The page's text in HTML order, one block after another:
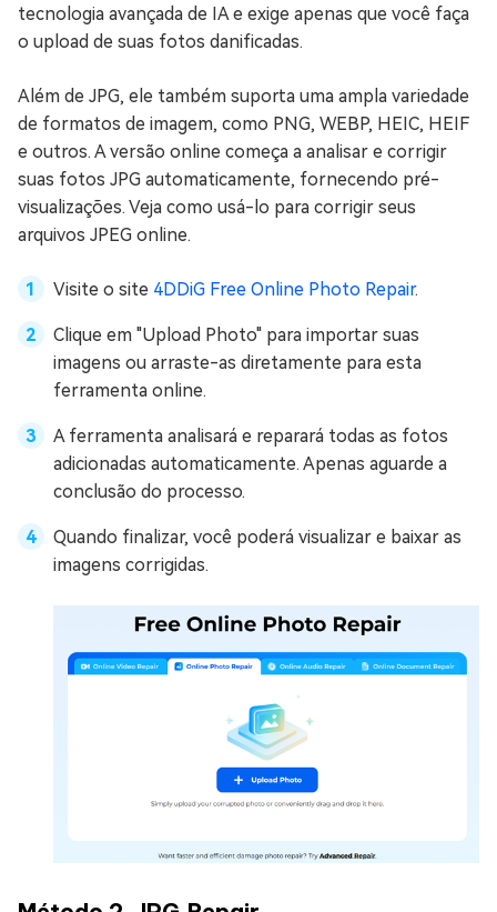
tecnologia avançada de IA e exige apenas que você faça
o upload de suas fotos danificadas.
Além de JPG, ele também suporta uma ampla variedade
de formatos de imagem, como PNG, WEBP, HEIC, HEIF
e outros. A versão online começa a analisar e corrigir
suas fotos JPG automaticamente, fornecendo pré-
visualizações. Veja como usá-lo para corrigir seus
arquivos JPEG online.
Visite o site 4DDiG Free Online Photo Repair.
Clique em "Upload Photo" para importar suas
imagens ou arraste-as diretamente para esta
ferramenta online.
A ferramenta analisará e reparará todas as fotos
adicionadas automaticamente. Apenas aguarde a
conclusão do processo.
Quando finalizar, você poderá visualizar e baixar as
imagens corrigidas.